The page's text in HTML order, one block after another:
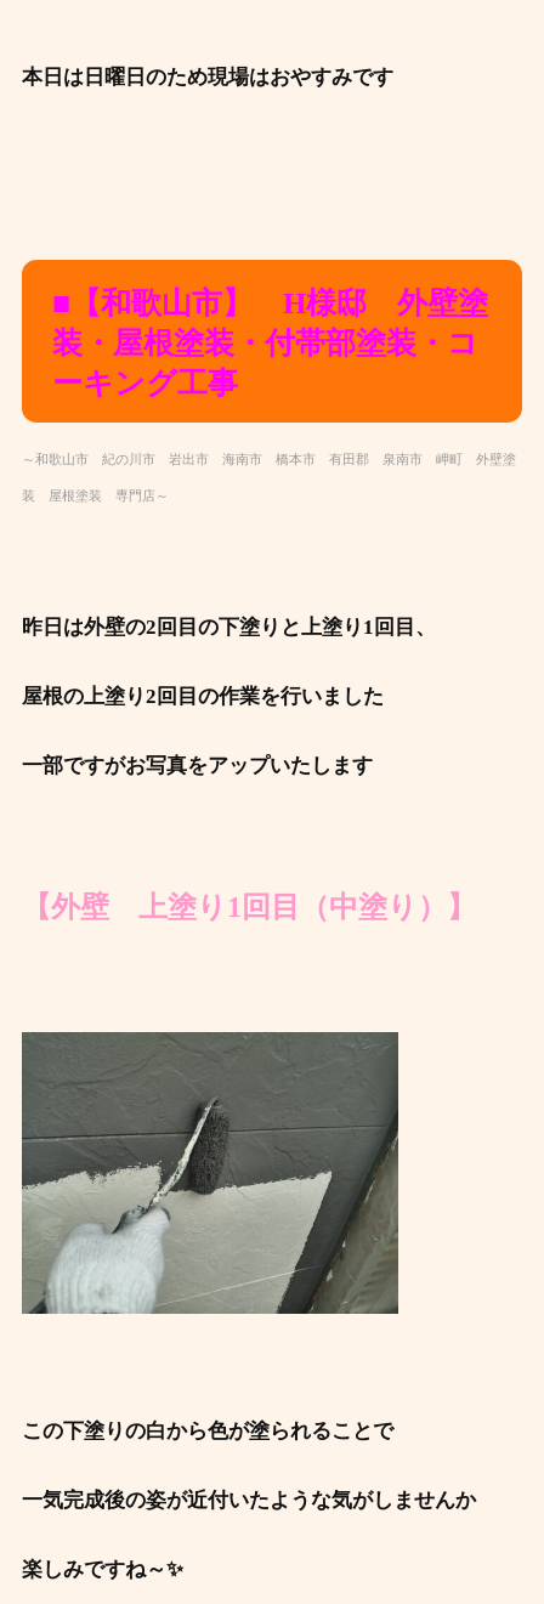
本日は日曜日のため現場はおやすみです
■【和歌山市】 H様邸 外壁塗
装・屋根塗装・付帯部塗装・コ
ーキング工事
～和歌山市 紀の川市 岩出市 海南市 橋本市 有田郡 泉南市 岬町 外壁塗
装 屋根塗装 専門店～
昨日は外壁の2回目の下塗りと上塗り1回目、
屋根の上塗り2回目の作業を行いました
一部ですがお写真をアップいたします
【外壁 上塗り1回目（中塗り）】
この下塗りの白から色が塗られることで
一気完成後の姿が近付いたような気がしませんか
楽しみですね～✨